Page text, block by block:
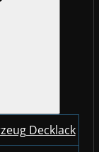
Decklack